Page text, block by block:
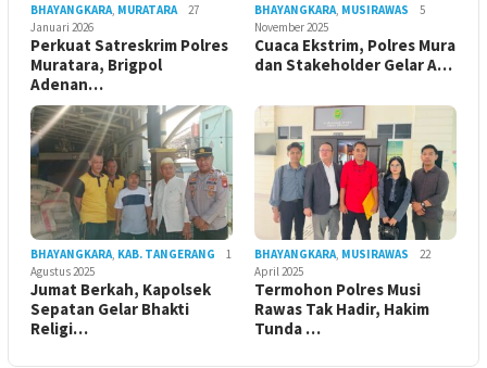
BHAYANGKARA, MURATARA
27
Januari 2026
Perkuat Satreskrim Polres
Muratara, Brigpol
Adenan…
BHAYANGKARA, MUSIRAWAS
5
November 2025
Cuaca Ekstrim, Polres Mura
dan Stakeholder Gelar A…
BHAYANGKARA, KAB. TANGERANG
1
Agustus 2025
Jumat Berkah, Kapolsek
Sepatan Gelar Bhakti
Religi…
BHAYANGKARA, MUSIRAWAS
22
April 2025
Termohon Polres Musi
Rawas Tak Hadir, Hakim
Tunda …